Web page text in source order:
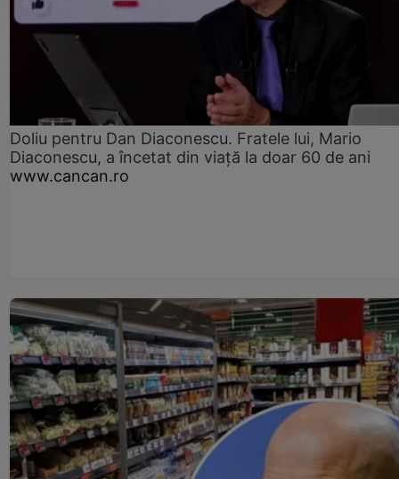
Doliu pentru Dan Diaconescu. Fratele lui, Mario
Diaconescu, a încetat din viață la doar 60 de ani
www.cancan.ro